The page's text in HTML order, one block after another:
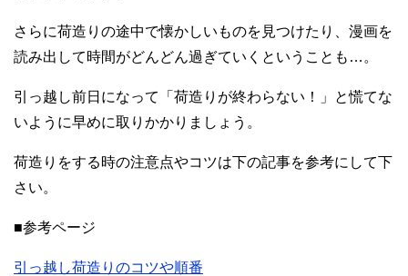
さらに荷造りの途中で懐かしいものを見つけたり、漫画を
読み出して時間がどんどん過ぎていくということも…。
引っ越し前日になって「荷造りが終わらない！」と慌てな
いように早めに取りかかりましょう。
荷造りをする時の注意点やコツは下の記事を参考にして下
さい。
■参考ページ
引っ越し荷造りのコツや順番